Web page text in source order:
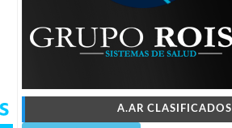
A.AR CLASIFICADOS